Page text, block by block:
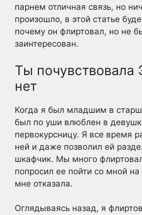
парнем отличная связь, но
произошло, в этой статье
почему он флиртовал, но не
заинтересован.
Ты
нет
Когда я был младшим в
был по уши влюблен в
первокурсницу. Я все время
ней и даже позволил ей
шкафчик. Мы много
попросил ее пойти со мной
мне отказала.
Оглядываясь назад, я